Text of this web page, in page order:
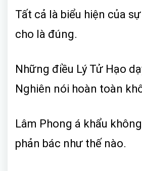
Tất cả là biểu hiện của
cho là đúng.
Những điều Lý Tử Hạo
Nghiên nói hoàn toàn
Lâm Phong á khẩu
phản bác như thế nào.